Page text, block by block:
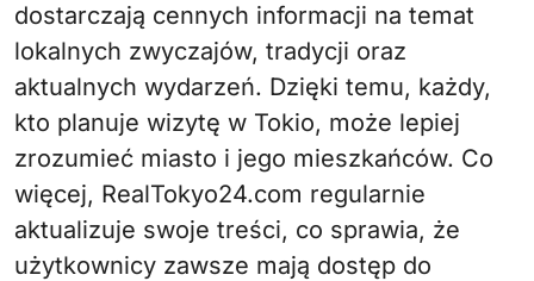
dostarczają cennych informacji na temat
lokalnych zwyczajów, tradycji oraz
aktualnych wydarzeń. Dzięki temu, każdy,
kto planuje wizytę w Tokio, może lepiej
zrozumieć miasto i jego mieszkańców. Co
więcej, RealTokyo24.com regularnie
aktualizuje swoje treści, co sprawia, że
użytkownicy zawsze mają dostęp do